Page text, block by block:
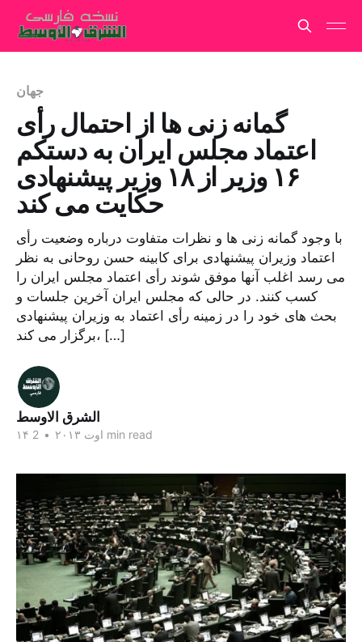
جهان
گمانه زنی ها از احتمال رأی
اعتماد مجلس ایران به دستکم
۱۶ وزیر از ۱۸ وزیر پیشنهادی
حکایت می کند
با وجود گمانه زنی ها و نظرات متفاوت درباره وضعیت رأی
اعتماد وزیران پیشنهادی برای کابینه حسن روحانی به نظر
می رسد اغلب آنها موفق شوند رأی اعتماد مجلس ایران را
کسب کنند. در حالی که مجلس ایران آخرین جلسات و
بحث های خود را در زمینه رأی اعتماد به وزیران پیشنهادی
برگزار می کند، […]
الشرق الاوسط
۱۴ اوت ۲۰۱۳ • 2 min read